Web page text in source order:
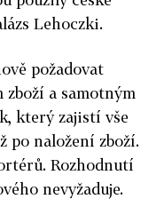
Lehoczki.
požadovat
a samotným
který zajistí vše
po naložení zboží.
Rozhodnutí
nevyžaduje.